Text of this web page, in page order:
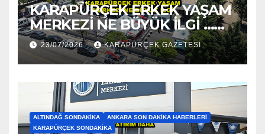
KARAPÜRÇEK ERKEK YAŞAM
MERKEZİ NE BÜYÜK İLGİ …
2026
23/07/2026 KARAPÜRÇEK GAZETESİ
ALTINDAĞ SONDAKIKA
ANKARA SON DAKIKA HABERLERI
KARAPÜRÇEK SONDAKIKA